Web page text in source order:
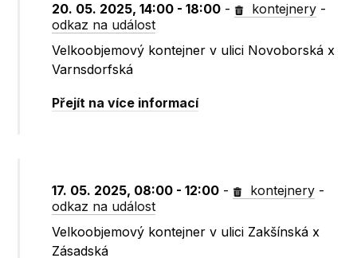
20. 05. 2025, 14:00 - 18:00 - kontejnery -
odkaz na událost
Velkoobjemový kontejner v ulici Novoborská x
Varnsdorfská
Přejít na více informací
17. 05. 2025, 08:00 - 12:00 - kontejnery -
odkaz na událost
Velkoobjemový kontejner v ulici Zakšínská x
Zásadská